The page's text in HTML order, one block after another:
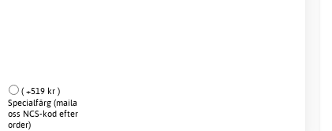
( +519 kr )
Specialfärg (maila
oss NCS-kod efter
order)